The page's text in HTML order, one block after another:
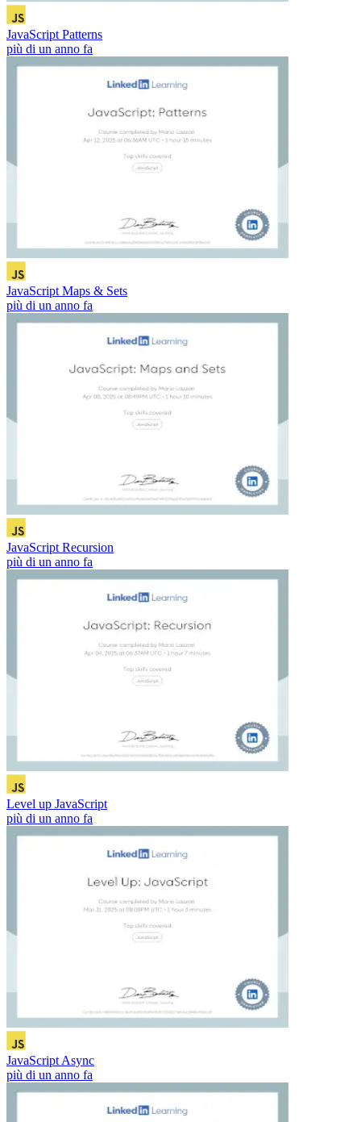
JavaScript Patterns
più di un anno fa
JavaScript Maps & Sets
più di un anno fa
JavaScript Recursion
più di un anno fa
Level up JavaScript
più di un anno fa
JavaScript Async
più di un anno fa